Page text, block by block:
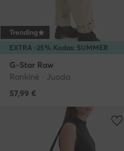
EXTRA -25% Kodas: SUMMER
Trending
G-Star Raw
Rankinė · Juoda
57,99 €